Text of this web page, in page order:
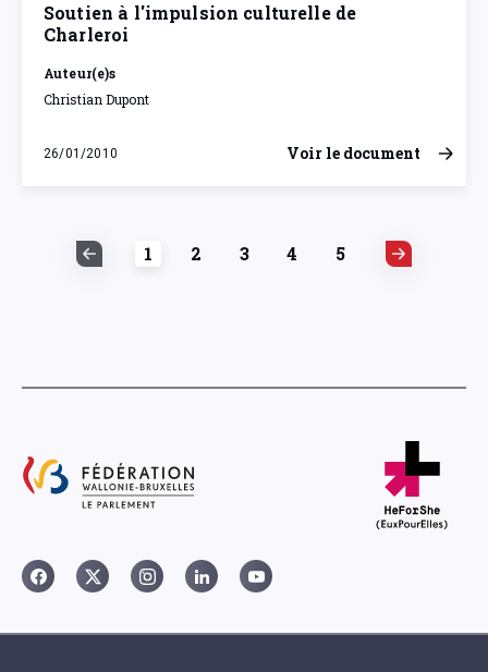
Soutien à l'impulsion culturelle de
Charleroi
Auteur(e)s
Christian Dupont
26/01/2010
mardi 26 janvier 2010
Voir le document
1 2 3 4 5